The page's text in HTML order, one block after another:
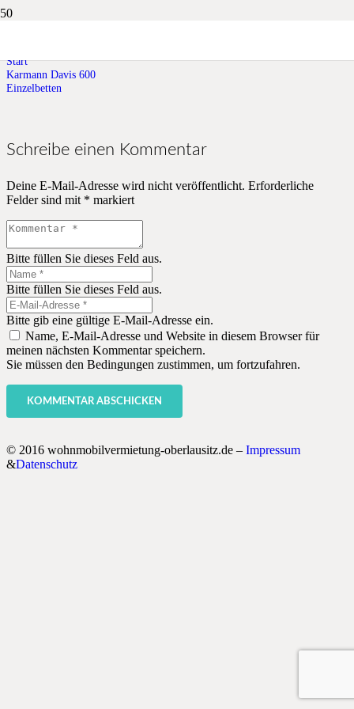
Start
Karmann Davis 600
Einzelbetten
Schreibe einen Kommentar
Deine E-Mail-Adresse wird nicht veröffentlicht. Erforderliche
Felder sind mit * markiert
Bitte füllen Sie dieses Feld aus.
Bitte füllen Sie dieses Feld aus.
Bitte gib eine gültige E-Mail-Adresse ein.
Name, E-Mail-Adresse und Website in diesem Browser für
meinen nächsten Kommentar speichern.
Sie müssen den Bedingungen zustimmen, um fortzufahren.
KOMMENTAR ABSCHICKEN
© 2016 wohnmobilvermietung-oberlausitz.de – Impressum
&Datenschutz